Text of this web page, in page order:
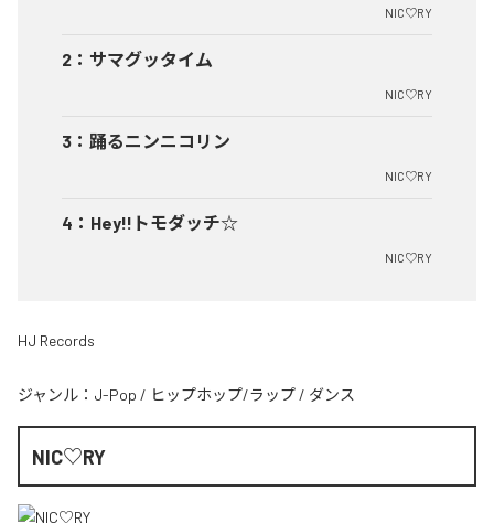
NIC♡RY
2 ： サマグッタイム
NIC♡RY
3 ： 踊るニンニコリン
NIC♡RY
4 ： Hey!!トモダッチ☆
NIC♡RY
HJ Records
ジャンル： J-Pop / ヒップホップ/ラップ / ダンス
NIC♡RY